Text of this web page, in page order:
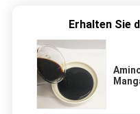
Erhalten Sie